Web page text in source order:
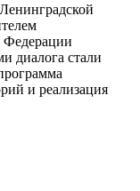
Федерации
диалога стали
и реализация